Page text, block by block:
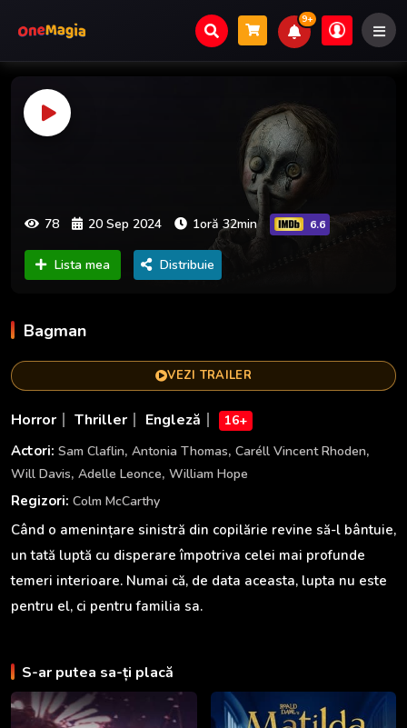
9+
78 20 Sep 2024 1oră 32min 6.6
Lista mea Distribuie
Bagman
VEZI TRAILER
Horror Thriller Engleză 16+
Actori: Sam Claflin, Antonia Thomas, Caréll Vincent Rhoden,
Will Davis, Adelle Leonce, William Hope
Regizori: Colm McCarthy
Când o amenințare sinistră din copilărie revine să-l bântuie,
un tată luptă cu disperare împotriva celei mai profunde
temeri interioare. Numai că, de data aceasta, lupta nu este
pentru el, ci pentru familia sa.
S-ar putea sa-ți placă